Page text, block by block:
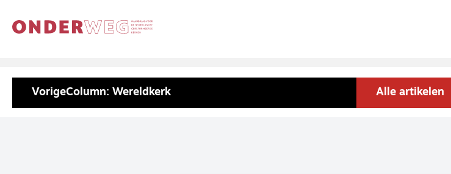
VorigeColumn: Wereldkerk Alle artikelen